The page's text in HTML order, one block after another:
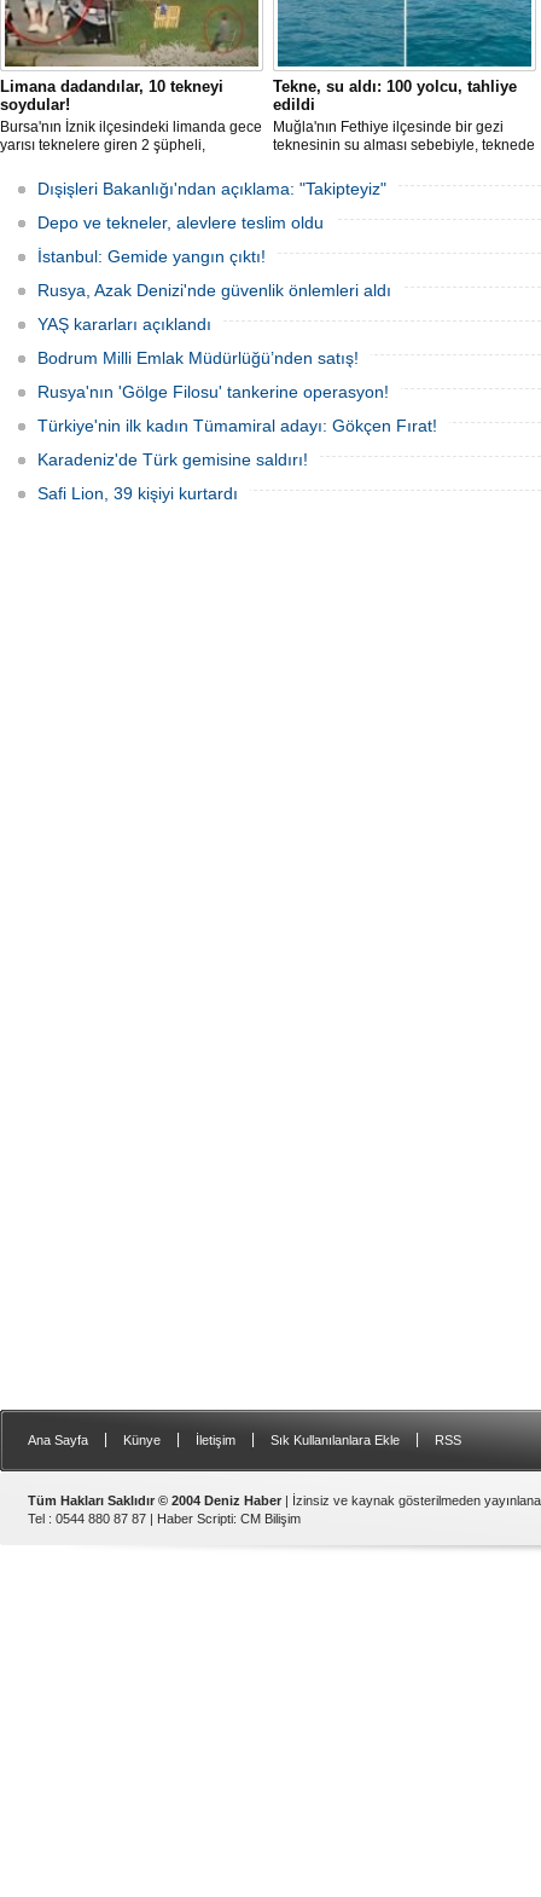
Limana dadandılar, 10 tekneyi
soydular!
Bursa'nın İznik ilçesindeki limanda gece
yarısı teknelere giren 2 şüpheli,
çaldı. Olay, güvenlik kameralarına
yansıdı, tekne sahiplerinin ihbarıyla
jandarma inceleme başlattı.
Tekne, su aldı: 100 yolcu, tahliye
edildi
Muğla'nın Fethiye ilçesinde bir gezi
teknesinin su alması sebebiyle, teknede
teknenin batmaması için bölgede
kurtarma çalışması başlatıldı.
Dışişleri Bakanlığı'ndan açıklama: "Takipteyiz"
Depo ve tekneler, alevlere teslim oldu
İstanbul: Gemide yangın çıktı!
Rusya, Azak Denizi'nde güvenlik önlemleri aldı
YAŞ kararları açıklandı
Bodrum Milli Emlak Müdürlüğü’nden satış!
Rusya'nın 'Gölge Filosu' tankerine operasyon!
Türkiye'nin ilk kadın Tümamiral adayı: Gökçen Fırat!
Karadeniz'de Türk gemisine saldırı!
Safi Lion, 39 kişiyi kurtardı
Ana Sayfa Künye İletişim Sık Kullanılanlara Ekle RSS
Tüm Hakları Saklıdır © 2004 Deniz Haber | İzinsiz ve kaynak gösterilmeden
Tel : 0544 880 87 87 | Haber Scripti: CM Bilişim